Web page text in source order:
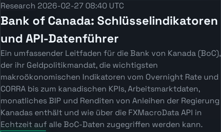
Research 2026-02-27 08:40 UTC
Bank of Canada: Schlüsselindikatoren
und API-Datenführer
Ein umfassender Leitfaden für die Bank von Kanada (BoC),
der ihr Geldpolitikmandat, die wichtigsten
makroökonomischen Indikatoren vom Overnight Rate und
CORRA bis zum kanadischen KPIs, Arbeitsmarktdaten,
monatliches BIP und Renditen von Anleihen der Regierung
Kanadas enthält und wie über die FXMacroData API in
Echtzeit auf alle BoC-Daten zugegriffen werden kann.